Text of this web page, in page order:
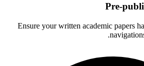
Pre-
Ensure your written academic papers